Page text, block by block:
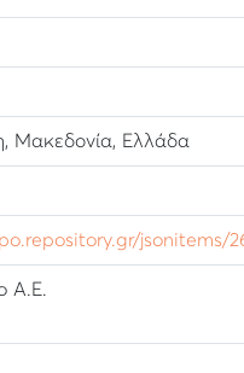
Μακεδονία, Ελλάδα
jsonitems/
Α.Ε.